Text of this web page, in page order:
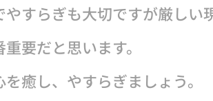
やすらぎも大切ですが厳し
要だと思います。
を癒し、やすらぎましょう。